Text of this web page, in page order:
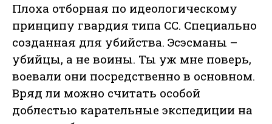
Плоха отборная по идеологическому
принципу гвардия типа СС. Специально
созданная для убийства. Эсэсманы –
убийцы, а не воины. Ты уж мне поверь,
воевали они посредственно в основном.
Вряд ли можно считать особой
доблестью карательные экспедиции на